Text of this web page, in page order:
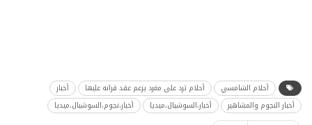
أحلام الشامسي أحلام ترد على مغرد يزعم عقد قرانه عليها
أخبار
أخبار النجوم والمشاهير
أخبار،السوشيال،ميديا أخبار،نجوم،السوشيال،ميديا